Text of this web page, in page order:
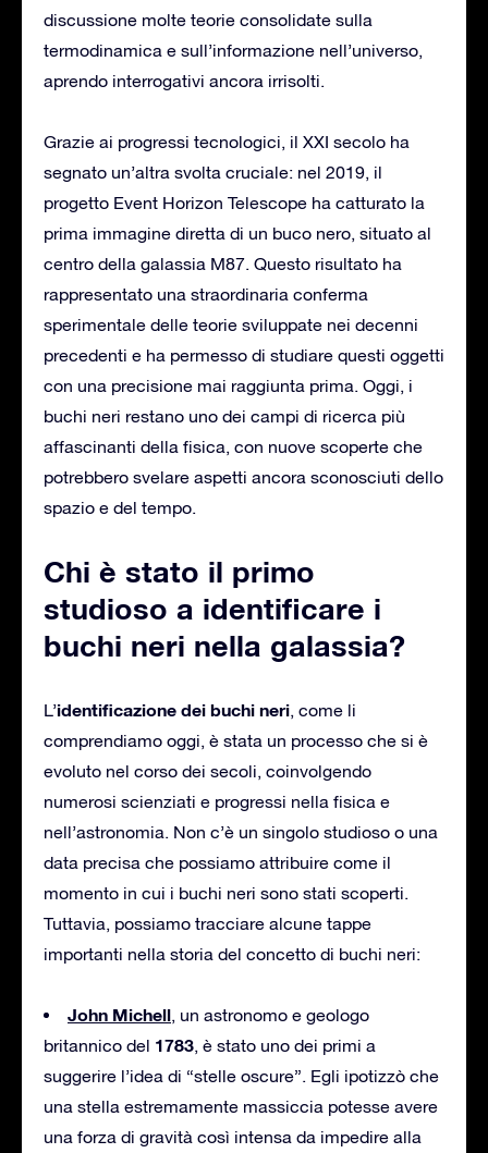
discussione molte teorie consolidate sulla
termodinamica e sull’informazione nell’universo,
aprendo interrogativi ancora irrisolti.
Grazie ai progressi tecnologici, il XXI secolo ha
segnato un’altra svolta cruciale: nel 2019, il
progetto Event Horizon Telescope ha catturato la
prima immagine diretta di un buco nero, situato al
centro della galassia M87. Questo risultato ha
rappresentato una straordinaria conferma
sperimentale delle teorie sviluppate nei decenni
precedenti e ha permesso di studiare questi oggetti
con una precisione mai raggiunta prima. Oggi, i
buchi neri restano uno dei campi di ricerca più
affascinanti della fisica, con nuove scoperte che
potrebbero svelare aspetti ancora sconosciuti dello
spazio e del tempo.
Chi è stato il primo
studioso a identificare i
buchi neri nella galassia?
L’identificazione dei buchi neri, come li
comprendiamo oggi, è stata un processo che si è
evoluto nel corso dei secoli, coinvolgendo
numerosi scienziati e progressi nella fisica e
nell’astronomia. Non c’è un singolo studioso o una
data precisa che possiamo attribuire come il
momento in cui i buchi neri sono stati scoperti.
Tuttavia, possiamo tracciare alcune tappe
importanti nella storia del concetto di buchi neri:
John Michell, un astronomo e geologo
britannico del 1783, è stato uno dei primi a
suggerire l’idea di “stelle oscure”. Egli ipotizzò che
una stella estremamente massiccia potesse avere
una forza di gravità così intensa da impedire alla